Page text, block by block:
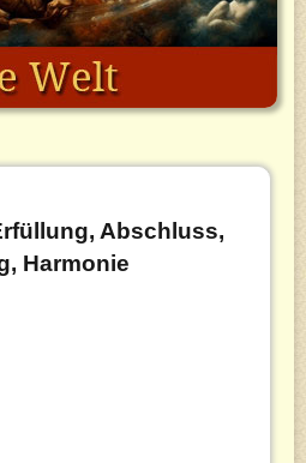
Abschluss,
Harmonie